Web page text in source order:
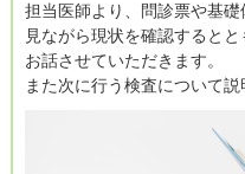
担当医師より、問診票や基
見ながら現状を確認すると
お話させていただきます。
また次に行う検査について説